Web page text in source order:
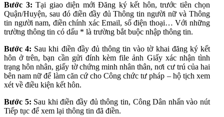
Bước 3: Tại giao diện mới Đăng ký kết hôn, trước tiên chọn
Quận/Huyện, sau đó điền đầy đủ Thông tin người nữ và Thông
tin người nam, điền chính xác Email, số điện thoại… Với những
trường thông tin có dấu * là trường bắt buộc nhập thông tin.
Bước 4: Sau khi điền đầy đủ thông tin vào tờ khai đăng ký kết
hôn ở trên, bạn cần gửi đính kèm file ảnh Giấy xác nhận tình
trạng hôn nhân, giấy tờ chứng minh nhân thân, nơi cư trú của hai
bên nam nữ để làm căn cứ cho Công chức tư pháp – hộ tịch xem
xét về điều kiện kết hôn.
Bước 5: Sau khi điền đầy đủ thông tin, Công Dân nhấn vào nút
Tiếp tục để xem lại thông tin đã điền.